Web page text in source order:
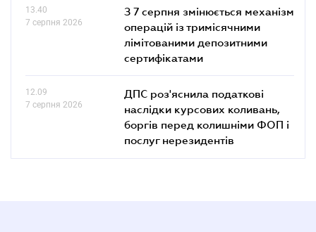
13.40
7 серпня 2026
З 7 серпня змінюється механізм
операцій із тримісячними
лімітованими депозитними
сертифікатами
12.09
7 серпня 2026
ДПС роз'яснила податкові
наслідки курсових коливань,
боргів перед колишніми ФОП і
послуг нерезидентів